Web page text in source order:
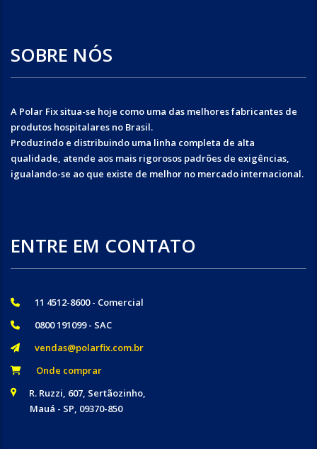
SOBRE NÓS
A Polar Fix situa-se hoje como uma das melhores fabricantes de
produtos hospitalares no Brasil.
Produzindo e distribuindo uma linha completa de alta
qualidade, atende aos mais rigorosos padrões de exigências,
igualando-se ao que existe de melhor no mercado internacional.
ENTRE EM CONTATO
11 4512-8600 - Comercial
0800 191099 - SAC
vendas@polarfix.com.br
Onde comprar
R. Ruzzi, 607, Sertãozinho,
Mauá - SP, 09370-850